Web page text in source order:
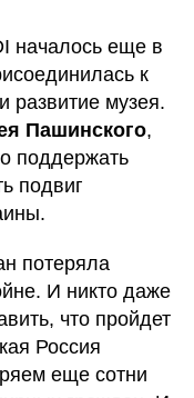
началось еще в
к
развитие музея.
Пашинского,
поддержать
подвиг
потеряла
И никто даже
что пройдет
Россия
еще сотни